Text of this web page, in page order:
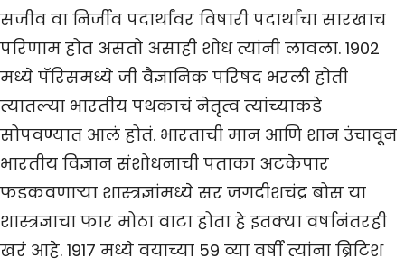
सजीव वा निर्जीव पदार्थांवर विषारी पदार्थांचा सारखाच
परिणाम होत असतो असाही शोध त्यांनी लावला. 1902
मध्ये पॅरिसमध्ये जी वैज्ञानिक परिषद भरली होती
त्यातल्या भारतीय पथकाचं नेतृत्व त्यांच्याकडे
सोपवण्यात आलं होतं. भारताची मान आणि शान उंचावून
भारतीय विज्ञान संशोधनाची पताका अटकेपार
फडकवणाऱ्या शास्त्रज्ञांमध्ये सर जगदीशचंद्र बोस या
शास्त्रज्ञाचा फार मोठा वाटा होता हे इतक्या वर्षानंतरही
खरं आहे. 1917 मध्ये वयाच्या 59 व्या वर्षी त्यांना ब्रिटिश